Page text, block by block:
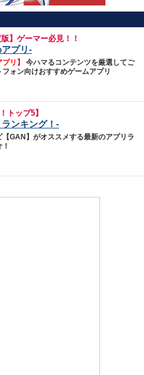
】ゲーマー必見！！
プリ-
リ】
今ハマるコンテンツを厳選してご
ォン向けおすすめゲームアプリ
トップ5】
ンキング！-
GAN】がオススメする最新のアプリラ